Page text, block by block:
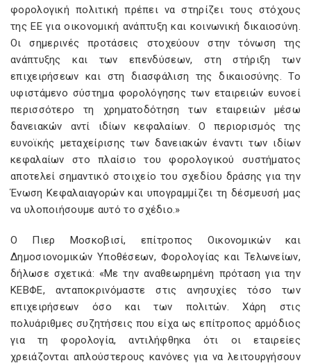
φορολογική πολιτική πρέπει να στηρίζει τους στόχους
της ΕΕ για οικονομική ανάπτυξη και κοινωνική δικαιοσύνη.
Οι σημερινές προτάσεις στοχεύουν στην τόνωση της
ανάπτυξης και των επενδύσεων, στη στήριξη των
επιχειρήσεων και στη διασφάλιση της δικαιοσύνης. Το
υφιστάμενο σύστημα φορολόγησης των εταιρειών ευνοεί
περισσότερο τη χρηματοδότηση των εταιρειών μέσω
δανειακών αντί ιδίων κεφαλαίων. Ο περιορισμός της
ευνοϊκής μεταχείρισης των δανειακών έναντι των ιδίων
κεφαλαίων στο πλαίσιο του φορολογικού συστήματος
αποτελεί σημαντικό στοιχείο του σχεδίου δράσης για την
Ένωση Κεφαλαιαγορών και υπογραμμίζει τη δέσμευσή μας
να υλοποιήσουμε αυτό το σχέδιο.»
Ο Πιερ Μοσκοβισί, επίτροπος Οικονομικών και
Δημοσιονομικών Υποθέσεων, Φορολογίας και Τελωνείων,
δήλωσε σχετικά: «Με την αναθεωρημένη πρόταση για την
ΚΕΒΦΕ, ανταποκρινόμαστε στις ανησυχίες τόσο των
επιχειρήσεων όσο και των πολιτών. Χάρη στις
πολυάριθμες συζητήσεις που είχα ως επίτροπος αρμόδιος
για τη φορολογία, αντιλήφθηκα ότι οι εταιρείες
χρειάζονται απλούστερους κανόνες για να λειτουργήσουν